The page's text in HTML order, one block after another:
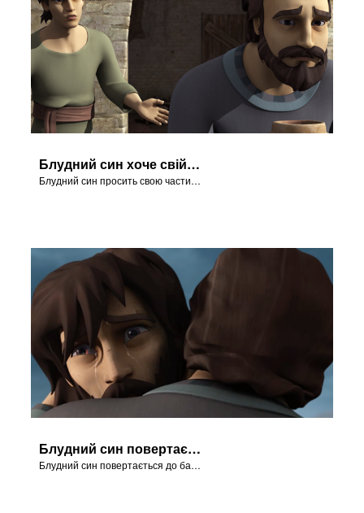
Блудний син хоче свій спадок
Блудний син просить свою частину спадку.
Блудний син повертається
Блудний син повертається до батькового дому.